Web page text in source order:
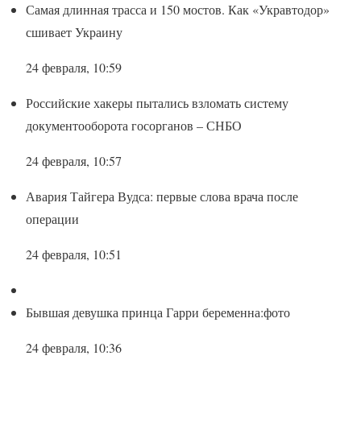
Самая длинная трасса и 150 мостов. Как «Укравтодор»
сшивает Украину
24 февраля, 10:59
Российские хакеры пытались взломать систему
документооборота госорганов – СНБО
24 февраля, 10:57
Авария Тайгера Вудса: первые слова врача после
операции
24 февраля, 10:51
Бывшая девушка принца Гарри беременна:фото
24 февраля, 10:36